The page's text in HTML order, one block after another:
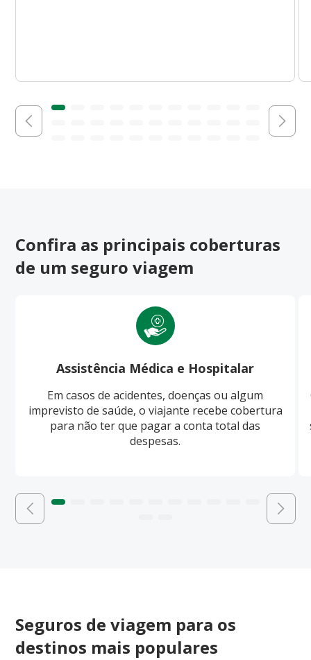
Confira as principais coberturas
de um seguro viagem
Assistência Médica e Hospitalar
Em casos de acidentes, doenças ou algum
imprevisto de saúde, o viajante recebe cobertura
para não ter que pagar a conta total das
despesas.
Seguros de viagem para os
destinos mais populares